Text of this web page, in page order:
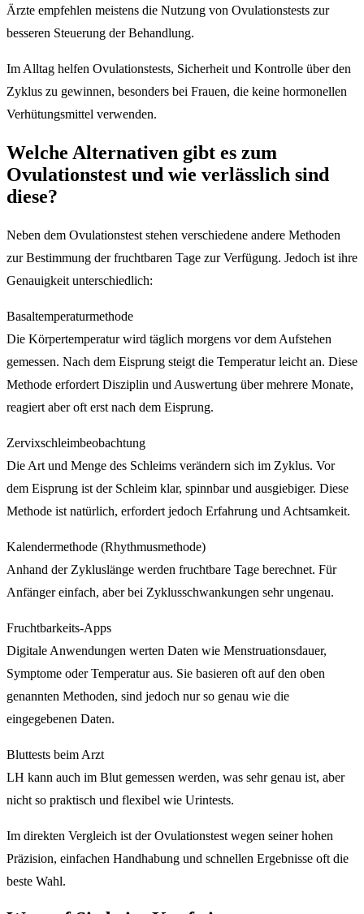
Ärzte empfehlen meistens die Nutzung von Ovulationstests zur
besseren Steuerung der Behandlung.
Im Alltag helfen Ovulationstests, Sicherheit und Kontrolle über den
Zyklus zu gewinnen, besonders bei Frauen, die keine hormonellen
Verhütungsmittel verwenden.
Welche Alternativen gibt es zum
Ovulationstest und wie verlässlich sind
diese?
Neben dem Ovulationstest stehen verschiedene andere Methoden
zur Bestimmung der fruchtbaren Tage zur Verfügung. Jedoch ist ihre
Genauigkeit unterschiedlich:
Basaltemperaturmethode
Die Körpertemperatur wird täglich morgens vor dem Aufstehen
gemessen. Nach dem Eisprung steigt die Temperatur leicht an. Diese
Methode erfordert Disziplin und Auswertung über mehrere Monate,
reagiert aber oft erst nach dem Eisprung.
Zervixschleimbeobachtung
Die Art und Menge des Schleims verändern sich im Zyklus. Vor
dem Eisprung ist der Schleim klar, spinnbar und ausgiebiger. Diese
Methode ist natürlich, erfordert jedoch Erfahrung und Achtsamkeit.
Kalendermethode (Rhythmusmethode)
Anhand der Zykluslänge werden fruchtbare Tage berechnet. Für
Anfänger einfach, aber bei Zyklusschwankungen sehr ungenau.
Fruchtbarkeits-Apps
Digitale Anwendungen werten Daten wie Menstruationsdauer,
Symptome oder Temperatur aus. Sie basieren oft auf den oben
genannten Methoden, sind jedoch nur so genau wie die
eingegebenen Daten.
Bluttests beim Arzt
LH kann auch im Blut gemessen werden, was sehr genau ist, aber
nicht so praktisch und flexibel wie Urintests.
Im direkten Vergleich ist der Ovulationstest wegen seiner hohen
Präzision, einfachen Handhabung und schnellen Ergebnisse oft die
beste Wahl.